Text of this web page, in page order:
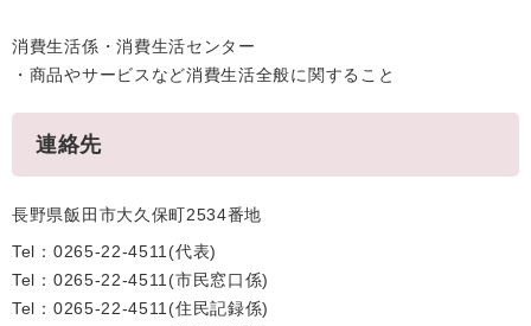
消費生活係・消費生活センター
・商品やサービスなど消費生活全般に関すること
連絡先
長野県飯田市大久保町2534番地
Tel：0265-22-4511
代表
Tel：0265-22-4511
市民窓口係
Tel：0265-22-4511
住民記録係